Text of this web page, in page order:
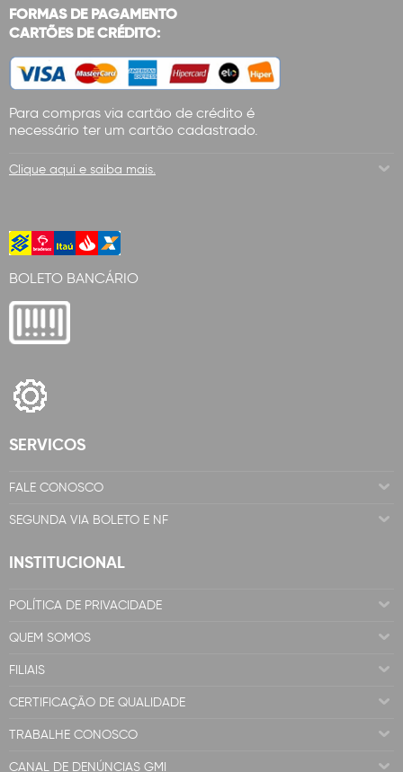
FORMAS DE PAGAMENTO
CARTÕES DE CRÉDITO:
Para compras via cartão de crédito é
necessário ter um cartão cadastrado.
Clique aqui e saiba mais.
BOLETO BANCÁRIO
SERVICOS
FALE CONOSCO
SEGUNDA VIA BOLETO E NF
INSTITUCIONAL
POLÍTICA DE PRIVACIDADE
QUEM SOMOS
FILIAIS
CERTIFICAÇÃO DE QUALIDADE
TRABALHE CONOSCO
CANAL DE DENÚNCIAS GMI